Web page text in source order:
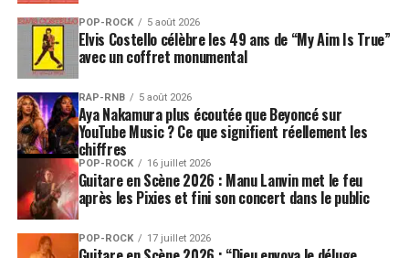
POP-ROCK 5 août 2026
Elvis Costello célèbre les 49 ans de “My Aim Is True”
avec un coffret monumental
RAP-RNB 5 août 2026
Aya Nakamura plus écoutée que Beyoncé sur
YouTube Music ? Ce que signifient réellement les
chiffres
POP-ROCK 16 juillet 2026
Guitare en Scène 2026 : Manu Lanvin met le feu
après les Pixies et fini son concert dans le public
POP-ROCK 17 juillet 2026